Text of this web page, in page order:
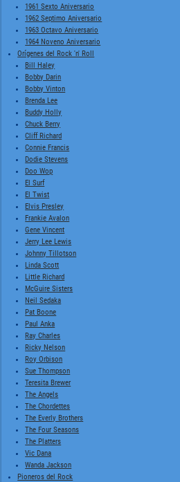
1961 Sexto Aniversario
1962 Septimo Aniversario
1963 Octavo Aniversario
1964 Noveno Aniversario
Orígenes del Rock 'n' Roll
Bill Haley
Bobby Darin
Bobby Vinton
Brenda Lee
Buddy Holly
Chuck Berry
Cliff Richard
Connie Francis
Dodie Stevens
Doo Wop
El Surf
El Twist
Elvis Presley
Frankie Avalon
Gene Vincent
Jerry Lee Lewis
Johnny Tillotson
Linda Scott
Little Richard
McGuire Sisters
Neil Sedaka
Pat Boone
Paul Anka
Ray Charles
Ricky Nelson
Roy Orbison
Sue Thompson
Teresita Brewer
The Angels
The Chordettes
The Everly Brothers
The Four Seasons
The Platters
Vic Dana
Wanda Jackson
Pioneros del Rock